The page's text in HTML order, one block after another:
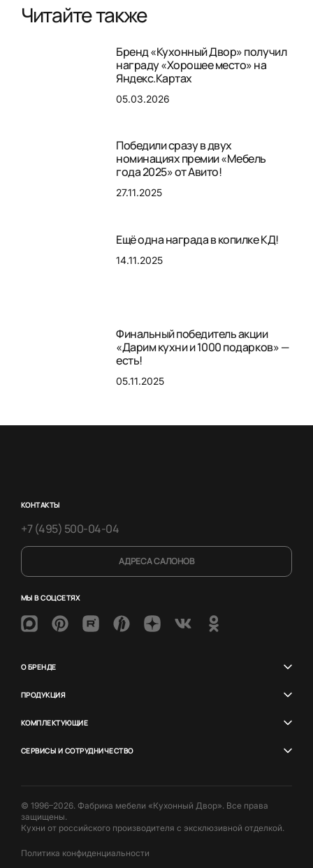
Читайте также
Бренд «Кухонный Двор» получил
награду «Хорошее место» на
Яндекс.Картах
05.03.2026
Победили сразу в двух
номинациях премии «Мебель
года 2025» от Авито!
27.11.2025
Ещё одна награда в копилке КД!
14.11.2025
Финальный победитель акции
«Дарим кухни и 1000 подарков» —
есть!
05.11.2025
КОНТАКТЫ
+7 (495) 500-04-04
АДРЕСА САЛОНОВ
МЫ В СОЦСЕТЯХ
О БРЕНДЕ
ПРОДУКЦИЯ
КОМПЛЕКТУЮЩИЕ
СЕРВИСЫ И СОТРУДНИЧЕСТВО
© 1996–2026. Фабрика мебели «Кухонный Двор». Все права
защищены.
Кухни от российского производителя с эксклюзивной отделкой.
Политика конфиденциальности